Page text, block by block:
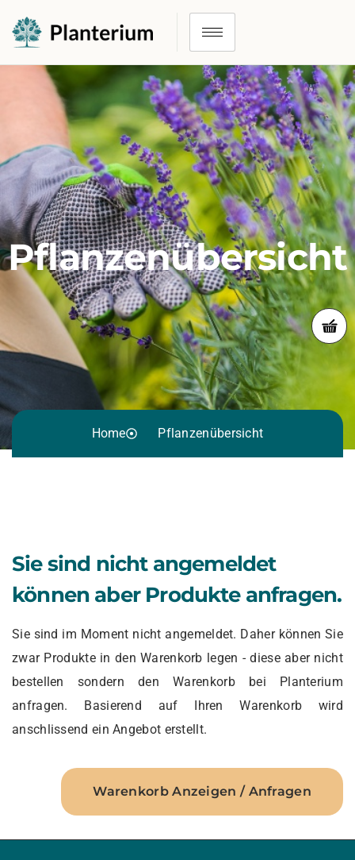
Pflanzenübersicht
Home Pflanzenübersicht
Sie sind nicht angemeldet
können aber Produkte anfragen.
Sie sind im Moment nicht angemeldet. Daher können Sie
zwar Produkte in den Warenkorb legen - diese aber nicht
bestellen sondern den Warenkorb bei Planterium
anfragen. Basierend auf Ihren Warenkorb wird
anschlissend ein Angebot erstellt.
Warenkorb Anzeigen / Anfragen